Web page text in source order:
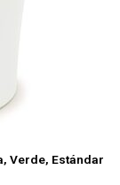
Verde, Estándar